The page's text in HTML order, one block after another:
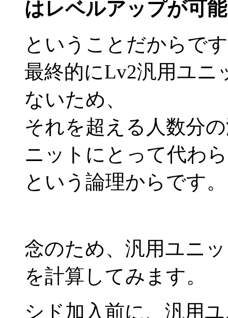
はレベルアップが可能
ということだからで
最終的にLv2汎用ユニ
ないため、
それを超える人数分
ニットにとって代わ
という論理からです。
念のため、汎用ユニ
を計算してみます。
シド加入前に、汎用